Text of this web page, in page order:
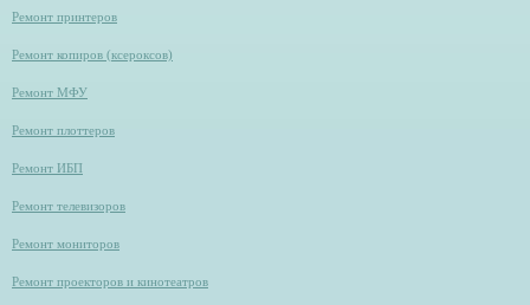
Ремонт принтеров
Ремонт копиров (ксероксов)
Ремонт МФУ
Ремонт плоттеров
Ремонт ИБП
Ремонт телевизоров
Ремонт мониторов
Ремонт проекторов и кинотеатров